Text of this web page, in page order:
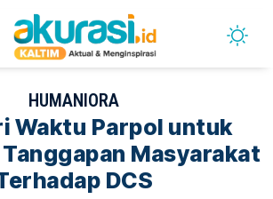
HUMANIORA
Waktu Parpol untuk
Masyarakat
DCS